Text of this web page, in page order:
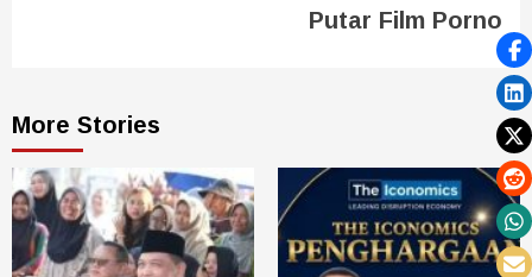
Putar Film Porno
More Stories